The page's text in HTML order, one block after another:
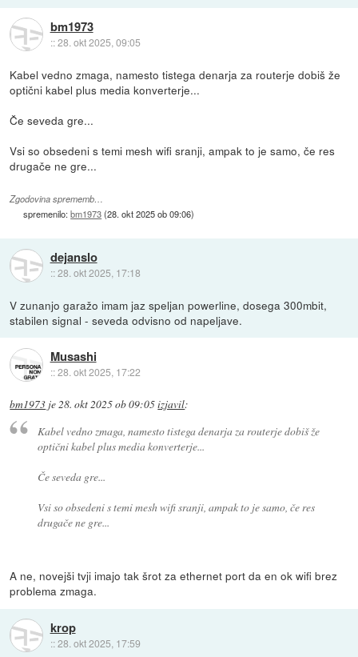
bm1973
::28. okt 2025, 09:05
Kabel vedno zmaga, namesto tistega denarja za routerje dobiš že
optični kabel plus media konverterje...
Če seveda gre...
Vsi so obsedeni s temi mesh wifi sranji, ampak to je samo, če res
drugače ne gre...
Zgodovina sprememb…
spremenilo:bm1973(28. okt 2025 ob 09:06)
dejanslo
::28. okt 2025, 17:18
V zunanjo garažo imam jaz speljan powerline, dosega 300mbit,
stabilen signal - seveda odvisno od napeljave.
Musashi
::28. okt 2025, 17:22
bm1973 je28. okt 2025 ob 09:05izjavil:
Kabel vedno zmaga, namesto tistega denarja za routerje dobiš že
optični kabel plus media konverterje...
Če seveda gre...
Vsi so obsedeni s temi mesh wifi sranji, ampak to je samo, če res
drugače ne gre...
A ne, novejši tvji imajo tak šrot za ethernet port da en ok wifi brez
problema zmaga.
krop
::28. okt 2025, 17:59